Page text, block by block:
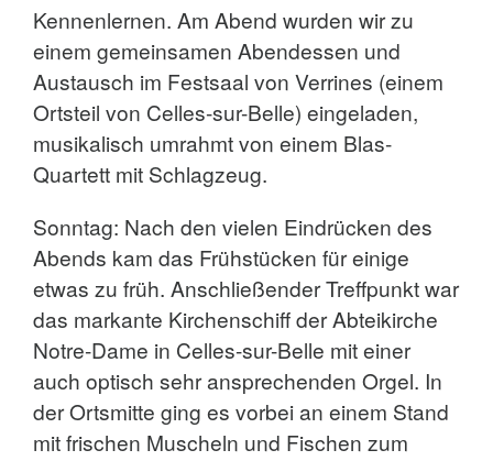
Kennenlernen. Am Abend wurden wir zu
einem gemeinsamen Abendessen und
Austausch im Festsaal von Verrines (einem
Ortsteil von Celles-sur-Belle) eingeladen,
musikalisch umrahmt von einem Blas-
Quartett mit Schlagzeug.
Sonntag: Nach den vielen Eindrücken des
Abends kam das Frühstücken für einige
etwas zu früh. Anschließender Treffpunkt war
das markante Kirchenschiff der Abteikirche
Notre-Dame in Celles-sur-Belle mit einer
auch optisch sehr ansprechenden Orgel. In
der Ortsmitte ging es vorbei an einem Stand
mit frischen Muscheln und Fischen zum